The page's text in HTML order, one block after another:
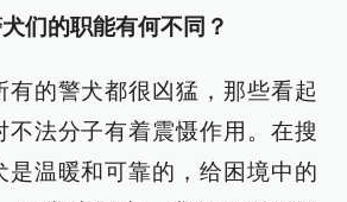
们的职能有何不同？
有的警犬都很凶猛，那些看起
不法分子有着震慑作用。在搜
是温暖和可靠的，给困境中的